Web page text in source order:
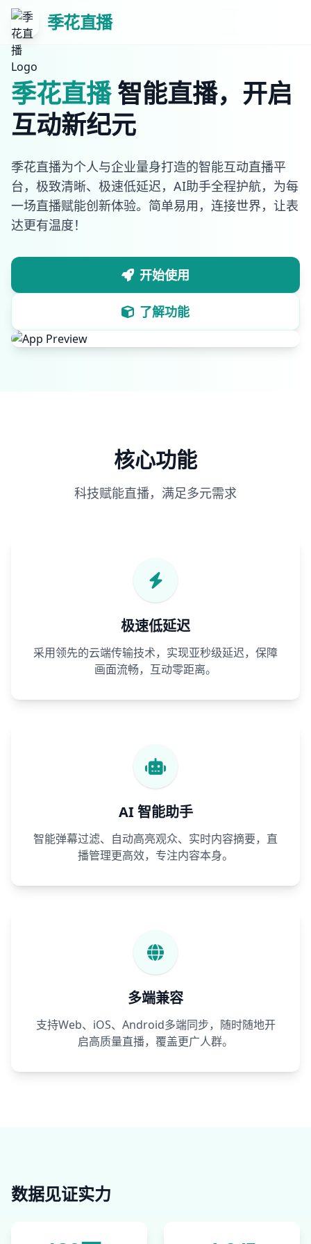
季花直播
季花直播 智能直播，开启
互动新纪元
季花直播为个人与企业量身打造的智能互动直播平
台，极致清晰、极速低延迟，AI助手全程护航，为每
一场直播赋能创新体验。简单易用，连接世界，让表
达更有温度！
开始使用
了解功能
核心功能
科技赋能直播，满足多元需求
极速低延迟
采用领先的云端传输技术，实现亚秒级延迟，保障
画面流畅，互动零距离。
AI 智能助手
智能弹幕过滤、自动高亮观众、实时内容摘要，直
播管理更高效，专注内容本身。
多端兼容
支持Web、iOS、Android多端同步，随时随地开
启高质量直播，覆盖更广人群。
数据见证实力